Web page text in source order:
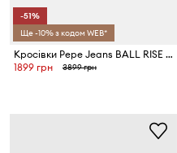
-51%
Ще -10% з кодом WEB*
Кросівки Pepe Jeans BALL RISE W
1899 грн
3899 грн